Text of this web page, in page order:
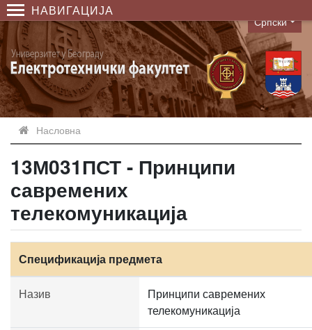
НАВИГАЦИЈА
Language
Српски
Насловна
13М031ПСТ - Принципи
савремених
телекомуникација
Спецификација предмета
Назив
Принципи савремених
телекомуникација